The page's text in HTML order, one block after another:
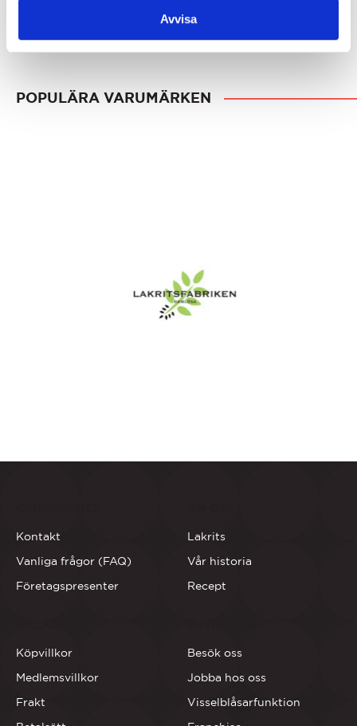
Avvisa
POPULÄRA VARUMÄRKEN
Kontakt
Vanliga frågor (FAQ)
Företagspresenter
Lakrits
Vår historia
Recept
Besök oss
Jobba hos oss
Visselblåsarfunktion
Köpvillkor
Medlemsvillkor
Frakt